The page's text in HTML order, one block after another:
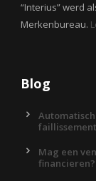
“Interius” werd
Merkenbureau.
Blog
Mag een
financieren?